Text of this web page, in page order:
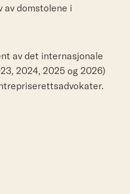
domstolene i
av det internasjonale
2024, 2025 og 2026)